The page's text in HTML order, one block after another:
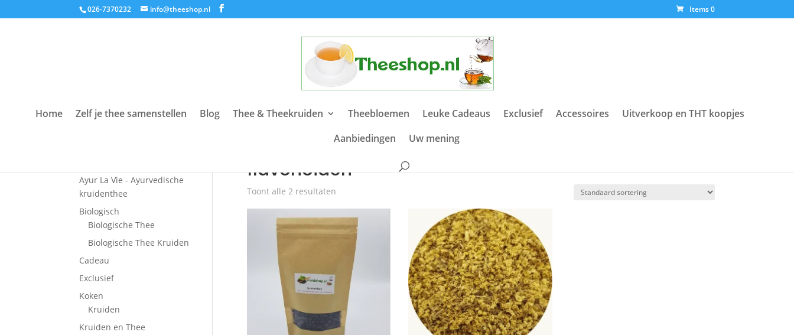
026-7370232 info@theeshop.nl Items 0
Home Zelf je thee samenstellen Blog Thee & Theekruiden Theebloemen Leuke Cadeaus Exclusief Accessoires
Uitverkoop en THT koopjes
Aanbiedingen
Uw mening
/ Producten getagged “flavonoïden”
flavonoïden
Toont alle 2 resultaten
Ayur La Vie - Ayurvedische
kruidenthee
Biologisch
Biologische Thee
Biologische Thee Kruiden
Cadeau
Exclusief
Koken
Kruiden
Kruiden en Thee